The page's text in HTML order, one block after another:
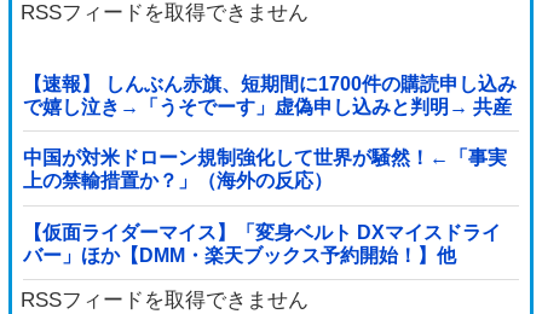
RSSフィードを取得できません
【速報】 しんぶん赤旗、短期間に1700件の購読申し込み
で嬉し泣き→「うそでーす」虚偽申し込みと判明→ 共産
党が刑事告訴「厳重な処罰を求める」
中国が対米ドローン規制強化して世界が騒然！←「事実
上の禁輸措置か？」（海外の反応）
【仮面ライダーマイス】「変身ベルト DXマイスドライ
バー」ほか【DMM・楽天ブックス予約開始！】他
RSSフィードを取得できません